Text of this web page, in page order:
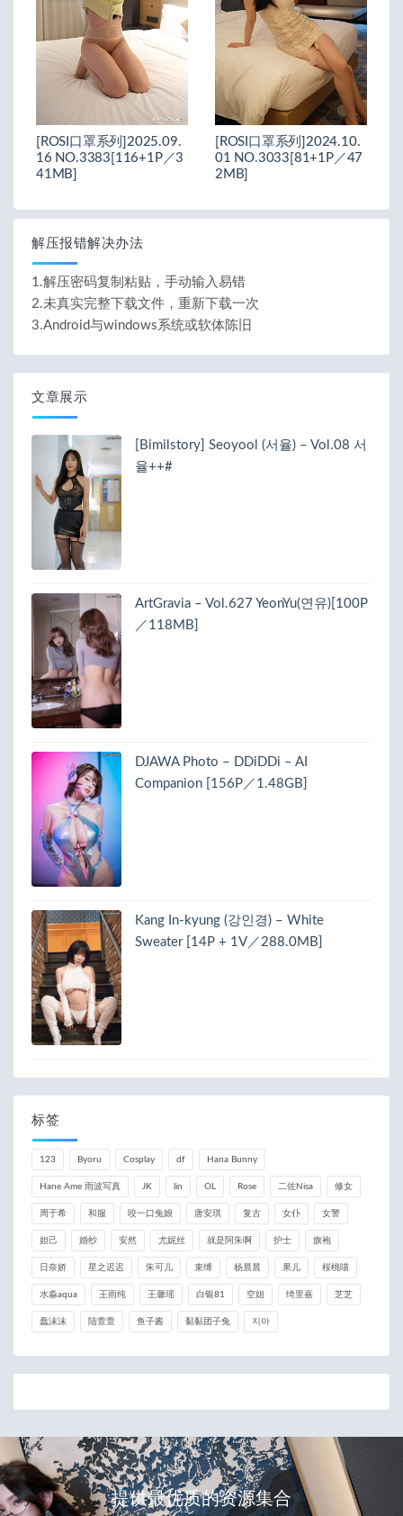
[ROSI口罩系列]2025.09.
16 NO.3383[116+1P／3
41MB]
[ROSI口罩系列]2024.10.
01 NO.3033[81+1P／47
2MB]
解压报错解决办法
1.解压密码复制粘贴，手动输入易错
2.未真实完整下载文件，重新下载一次
3.Android与windows系统或软体陈旧
文章展示
[Bimilstory] Seoyool (서율) – Vol.08 서
율++#
ArtGravia – Vol.627 YeonYu(연유)[100P
／118MB]
DJAWA Photo – DDiDDi – AI
Companion [156P／1.48GB]
Kang In-kyung (강인경) – White
Sweater [14P + 1V／288.0MB]
标签
123 Byoru Cosplay df Hana Bunny
Hane Ame 雨波写真 JK lin OL Rose 二佐Nisa 修女
周于希 和服 咬一口兔娘 唐安琪 复古 女仆 女警
妲己 婚纱 安然 尤妮丝 就是阿朱啊 护士 旗袍
日奈娇 星之迟迟 朱可儿 束缚 杨晨晨 果儿 桜桃喵
水淼aqua 王雨纯 王馨瑶 白银81 空姐 绮里嘉 芝芝
蠢沫沫 陆萱萱 鱼子酱 黏黏团子兔 지아
提供最优质的资源集合